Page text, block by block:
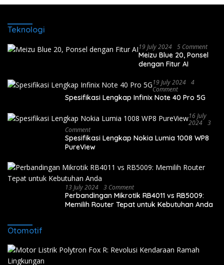
Teknologi
19 July 2024 5 Comment
Meizu Blue 20, Ponsel
dengan Fitur AI
19 July 2024 4
Comment
Spesifikasi Lengkap Infinix Note 40 Pro 5G
16 July
2024 3
Comment
Spesifikasi Lengkap Nokia Lumia 1008 WP8
PureView
13 July 2024 3 Comment
Perbandingan Mikrotik RB4011 vs RB5009:
Memilih Router Tepat untuk Kebutuhan Anda
Otomotif